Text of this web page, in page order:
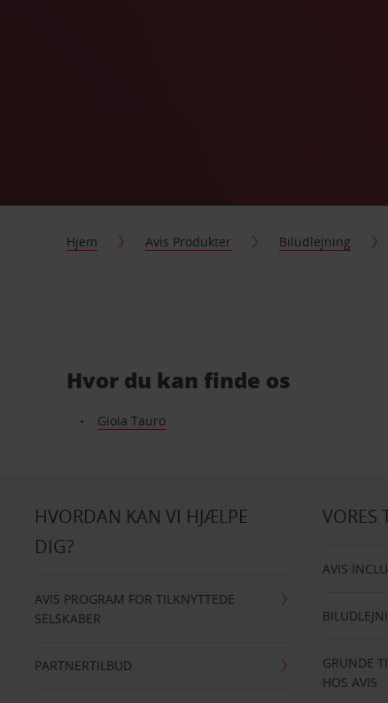
Hjem Avis Produkter Biludlejning
Hvor du kan finde os
Gioia Tauro
HVORDAN KAN VI HJÆLPE
DIG?
AVIS PROGRAM FOR TILKNYTTEDE
SELSKABER
PARTNERTILBUD
VORES
AVIS
GRUNDE
HOS AVIS